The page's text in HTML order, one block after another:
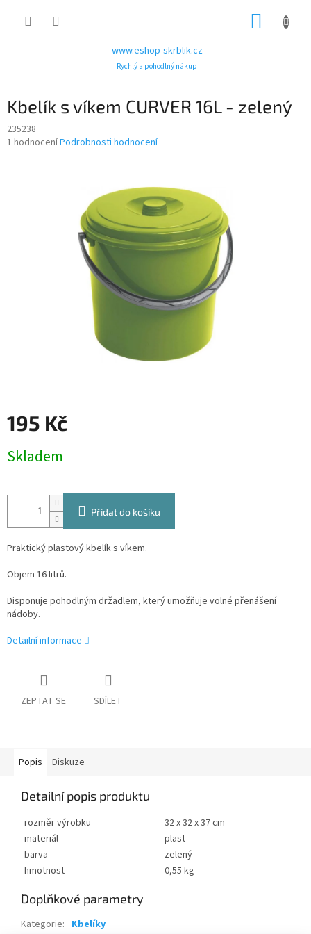
www.eshop-skrblik.cz
Rychlý a pohodlný nákup
Kbelík s víkem CURVER 16L - zelený
235238
Průměrné
1 hodnoceníPodrobnosti hodnocení
195 Kč
cena:
Skladem
Přidat do košíku
Praktický plastový kbelík s víkem.
Objem 16 litrů.
Disponuje pohodlným držadlem, který umožňuje volné přenášení
nádoby.
Detailní informace
ZEPTAT SE SDÍLET
Popis Diskuze
Detailní popis produktu
rozměr výrobku
32 x 32 x 37 cm
materiál
plast
barva
zelený
hmotnost
0,55 kg
Doplňkové parametry
Kategorie: Kbelíky